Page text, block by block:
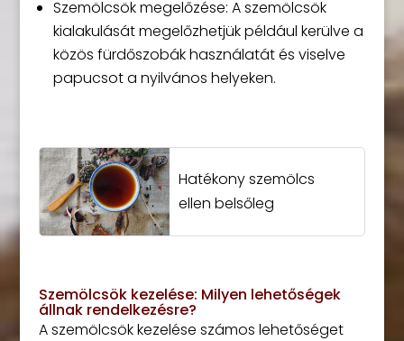
Szemölcsök megelőzése: A szemölcsök
kialakulását megelőzhetjük például kerülve a
közös fürdőszobák használatát és viselve
papucsot a nyilvános helyeken.
Hatékony szemölcs
ellen belsőleg
Szemölcsök kezelése: Milyen lehetőségek
állnak rendelkezésre?
A szemölcsök kezelése számos lehetőséget